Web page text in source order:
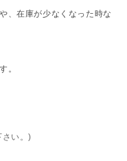
、在庫が少なくなった時な
。
さい。)